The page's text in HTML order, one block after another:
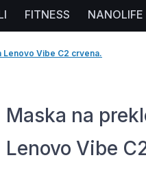
FITNESS NANOLIFE
Lenovo Vibe C2 crvena.
Maska na
Lenovo Vibe